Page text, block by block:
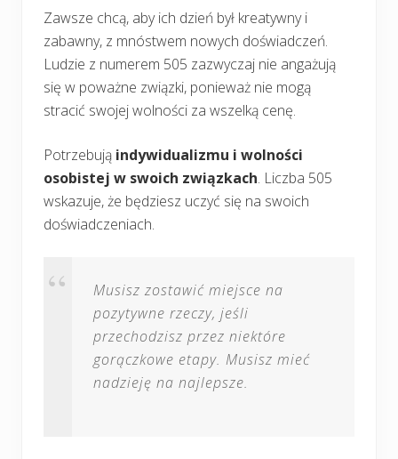
Zawsze chcą, aby ich dzień był kreatywny i
zabawny, z mnóstwem nowych doświadczeń.
Ludzie z numerem 505 zazwyczaj nie angażują
się w poważne związki, ponieważ nie mogą
stracić swojej wolności za wszelką cenę.
Potrzebują indywidualizmu i wolności
osobistej w swoich związkach. Liczba 505
wskazuje, że będziesz uczyć się na swoich
doświadczeniach.
Musisz zostawić miejsce na
pozytywne rzeczy, jeśli
przechodzisz przez niektóre
gorączkowe etapy. Musisz mieć
nadzieję na najlepsze.